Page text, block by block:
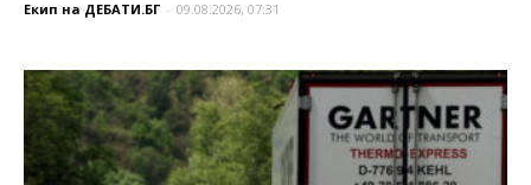
Екип на ДЕБАТИ.БГ - 09.08.2026, 07:31